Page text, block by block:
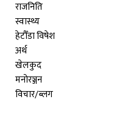
राजनिति
स्वास्थ्य
हेटौँडा विषेश
अर्थ
खेलकुद
मनोरञ्जन
विचार/ब्लग